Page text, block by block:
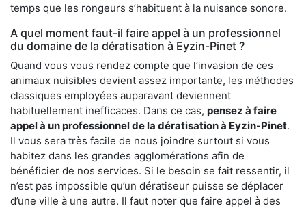
temps que les rongeurs s’habituent à la nuisance sonore.
A quel moment faut-il faire appel à un professionnel
du domaine de la dératisation à Eyzin-Pinet ?
Quand vous vous rendez compte que l’invasion de ces
animaux nuisibles devient assez importante, les méthodes
classiques employées auparavant deviennent
habituellement inefficaces. Dans ce cas, pensez à faire
appel à un professionnel de la dératisation à Eyzin-Pinet.
Il vous sera très facile de nous joindre surtout si vous
habitez dans les grandes agglomérations afin de
bénéficier de nos services. Si le besoin se fait ressentir, il
n’est pas impossible qu’un dératiseur puisse se déplacer
d’une ville à une autre. Il faut noter que faire appel à des